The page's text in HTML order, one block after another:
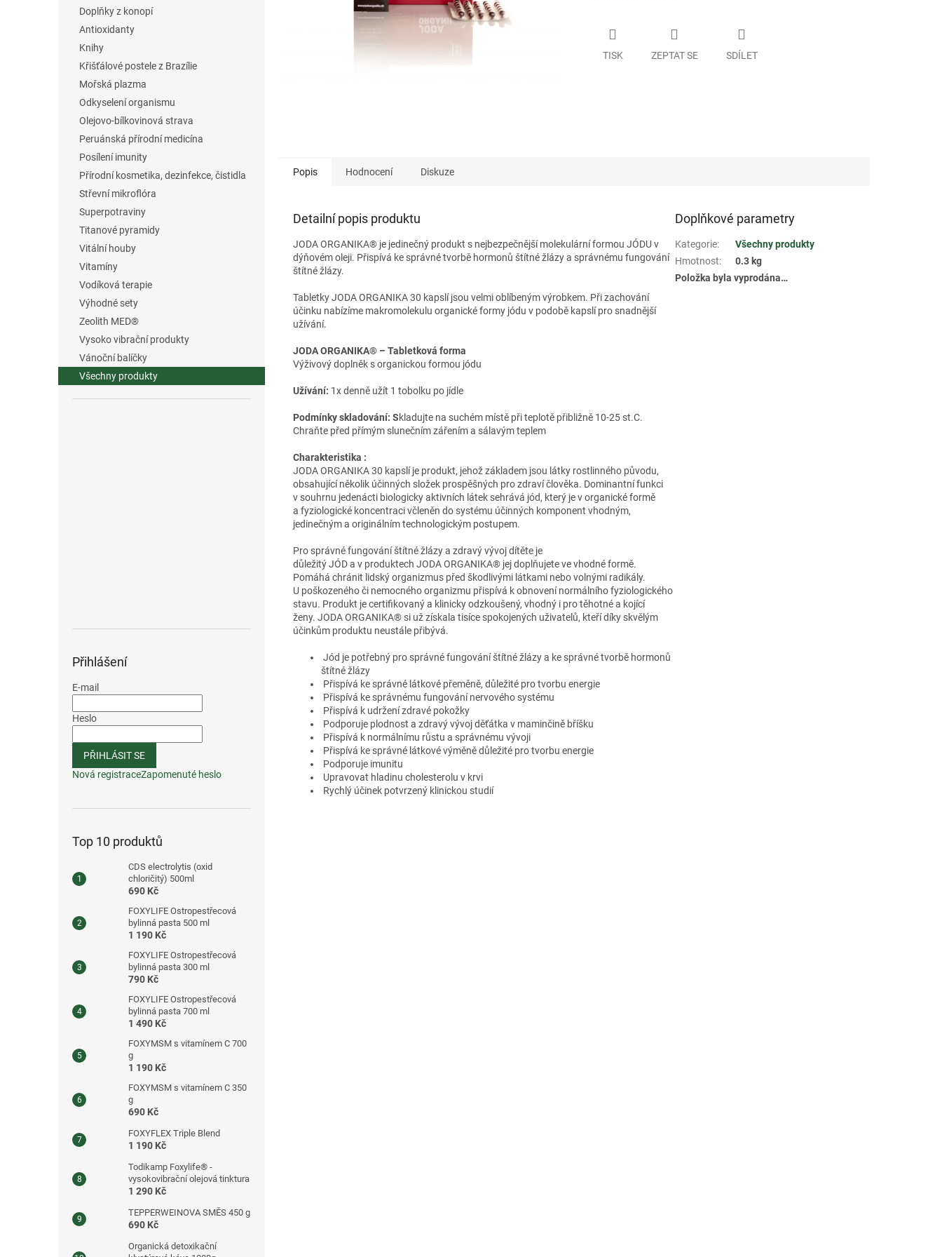
Doplňky z konopí
Antioxidanty
Knihy
Křišťálové postele z Brazílie
Mořská plazma
Odkyselení organismu
Olejovo-bílkovinová strava
Peruánská přírodní medicína
Posílení imunity
Přírodní kosmetika, dezinfekce, čistidla
Střevní mikroflóra
Superpotraviny
Titanové pyramidy
Vitální houby
Vitamíny
Vodíková terapie
Výhodné sety
Zeolith MED®
Vysoko vibrační produkty
Vánoční balíčky
Všechny produkty
Přihlášení
E-mail
Heslo
PŘIHLÁSIT SE
Nová registraceZapomenuté heslo
Top 10 produktů
CDS electrolytis (oxid
chloričitý) 500ml
690 Kč
FOXYLIFE Ostropestřecová
bylinná pasta 500 ml
1 190 Kč
FOXYLIFE Ostropestřecová
bylinná pasta 300 ml
790 Kč
FOXYLIFE Ostropestřecová
bylinná pasta 700 ml
1 490 Kč
FOXYMSM s vitamínem C 700
g
1 190 Kč
FOXYMSM s vitamínem C 350
g
690 Kč
FOXYFLEX Triple Blend
1 190 Kč
Todikamp Foxylife® -
vysokovibrační olejová tinktura
1 290 Kč
TEPPERWEINOVA SMĚS 450 g
690 Kč
Organická detoxikační
TISK ZEPTAT SE SDÍLET
Popis Hodnocení Diskuze
Detailní popis produktu
JODA ORGANIKA® je jedinečný produkt s nejbezpečnější molekulární formou JÓDU v
dýňovém oleji. Přispívá ke správné tvorbě hormonů štítné žlázy a správnému fungování
štítné žlázy.
Tabletky JODA ORGANIKA 30 kapslí jsou velmi oblíbeným výrobkem. Při zachování
účinku nabízíme makromolekulu organické formy jódu v podobě kapslí pro snadnější
užívání.
JODA ORGANIKA® – Tabletková forma
Výživový doplněk s organickou formou jódu
Užívání: 1x denně užít 1 tobolku po jídle
Podmínky skladování: Skladujte na suchém místě při teplotě přibližně 10-25 st.C.
Chraňte před přímým slunečním zářením a sálavým teplem
Charakteristika :
JODA ORGANIKA 30 kapslí je produkt, jehož základem jsou látky rostlinného původu,
obsahující několik účinných složek prospěšných pro zdraví člověka. Dominantní funkci
v souhrnu jedenácti biologicky aktivních látek sehrává jód, který je v organické formě
a fyziologické koncentraci včleněn do systému účinných komponent vhodným,
jedinečným a originálním technologickým postupem.
Pro správné fungování štítné žlázy a zdravý vývoj dítěte je
důležitý JÓD a v produktech JODA ORGANIKA® jej doplňujete ve vhodné formě.
Pomáhá chránit lidský organizmus před škodlivými látkami nebo volnými radikály.
U poškozeného či nemocného organizmu přispívá k obnovení normálního fyziologického
stavu. Produkt je certifikovaný a klinicky odzkoušený, vhodný i pro těhotné a kojící
ženy. JODA ORGANIKA® si už získala tisíce spokojených uživatelů, kteří díky skvělým
účinkům produktu neustále přibývá.
Jód je potřebný pro správné fungování štítné žlázy a ke správné tvorbě hormonů
štítné žlázy
Přispívá ke správné látkové přeměně, důležité pro tvorbu energie
Přispívá ke správnému fungování nervového systému
Přispívá k udržení zdravé pokožky
Podporuje plodnost a zdravý vývoj děťátka v maminčině bříšku
Přispívá k normálnímu růstu a správnému vývoji
Přispívá ke správné látkové výměně důležité pro tvorbu energie
Podporuje imunitu
Upravovat hladinu cholesterolu v krvi
Rychlý účinek potvrzený klinickou studií
Doplňkové parametry
Kategorie:
Všechny produkty
Hmotnost:
0.3 kg
Položka byla vyprodána…